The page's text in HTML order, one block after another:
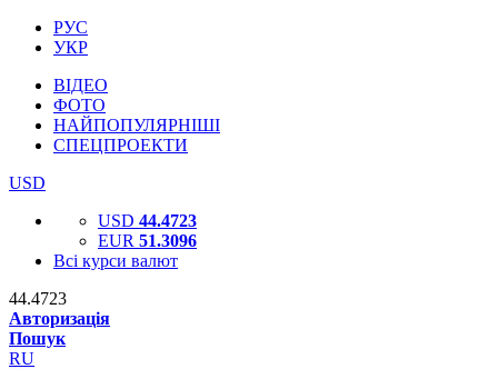
РУС
УКР
ВІДЕО
ФОТО
НАЙПОПУЛЯРНІШІ
СПЕЦПРОЕКТИ
USD
USD 44.4723
EUR 51.3096
Всі курси валют
44.4723
Авторизація
Пошук
RU